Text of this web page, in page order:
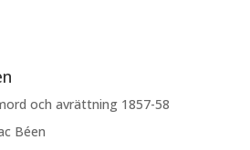
och avrättning 1857-58
Béen